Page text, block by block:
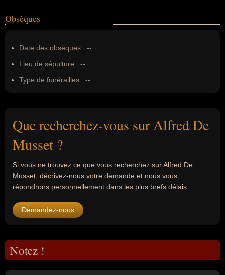
Obsèques
Date des obsèques : --
Lieu de sépulture : --
Type de funérailles : --
Que recherchez-vous sur Alfred De
Musset ?
Si vous ne trouvez ce que vous recherchez sur Alfred De
Musset, décrivez-nous votre demande et nous vous
répondrons personnellement dans les plus brefs délais.
Demandez-nous
Notez !